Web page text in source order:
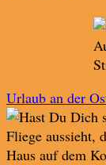
Urlaub an der